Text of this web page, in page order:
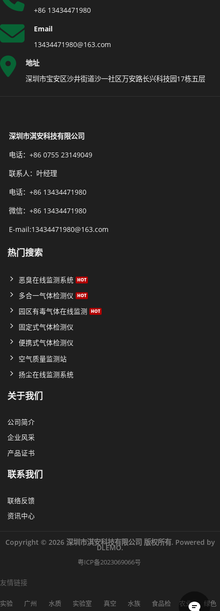
+86 13434471980
Email
13434471980@163.com
地址
深圳市宝安区沙井街道沙一社区万安路长兴科技园17栋五层
深圳市淇安科技有限公司
电话：+86 0755 23149049
联系人：叶经理
电话：+86 13434471980
微信：+86 13434471980
E-mail:13434471980@163.com
热门搜索
恶臭在线监测系统
多合一气体检测仪
园区有毒气体在线监测
固定式气体检测仪
便携式气体检测仪
空气质量监测站
扬尘在线监测系统
关于我们
公司简介
企业风采
产品证书
联系我们
联络反馈
资讯中心
Copyright © 2026 深圳市淇安科技有限公司 版权所有. Powered by
DLEMO.
粤ICP备2023069066号
友情链接
实验 广州 水质 实验室 真空 水族 食品检 农业 绿色